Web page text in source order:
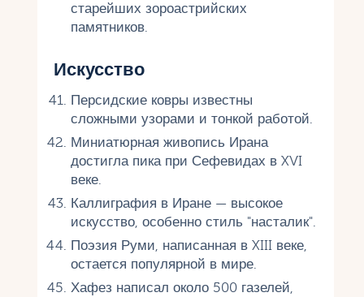
старейших зороастрийских
памятников.
Искусство
Персидские ковры известны
сложными узорами и тонкой работой.
Миниатюрная живопись Ирана
достигла пика при Сефевидах в XVI
веке.
Каллиграфия в Иране — высокое
искусство, особенно стиль "насталик".
Поэзия Руми, написанная в XIII веке,
остается популярной в мире.
Хафез написал около 500 газелей,